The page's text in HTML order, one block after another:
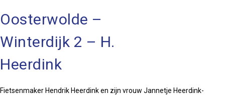
Oosterwolde –
Winterdijk 2 – H.
Heerdink
Fietsenmaker Hendrik Heerdink en zijn vrouw Jannetje Heerdink-